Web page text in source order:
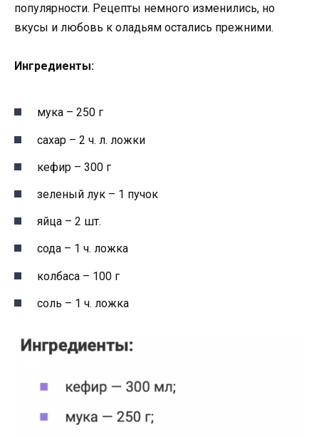
популярности. Рецепты немного изменились, но
вкусы и любовь к оладьям остались прежними.
Ингредиенты:
мука – 250 г
сахар – 2 ч. л. ложки
кефир – 300 г
зеленый лук – 1 пучок
яйца – 2 шт.
сода – 1 ч. ложка
колбаса – 100 г
соль – 1 ч. ложка